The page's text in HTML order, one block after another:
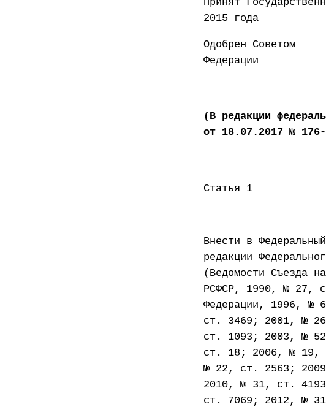
2015 года
Одобрен Советом
(В редакции
от 18.07.2017 №
Статья 1
Внести в
редакции
(Ведомости Съезда
РСФСР, 1990, № 27,
Федерации, 1996,
ст. 3469; 2001, №
ст. 1093; 2003, №
ст. 18; 2006, №
№ 22, ст. 2563;
2010, № 31, ст.
ст. 7069; 2012, №